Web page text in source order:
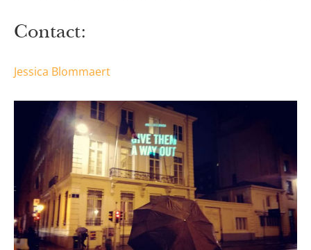
Contact:
Jessica Blommaert